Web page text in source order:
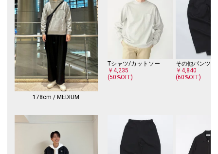
【注意事項】
※末永く愛用頂く為に、アテンションタグ・洗濯ネームを必ずご確認の
上、着用又はお取り扱いください。
※撮影環境による光の当たり具合やパソコン・スマートフォンなどの閲覧
環境によって、実際の色味と異なって見える場合があります。
商品の色味は商品単体で撮影した画像をご参照ください。
178cm / MEDIUM
Tシャツ/カットソー
￥4,235
(50%OFF)
その他パンツ
￥4,840
(60%OFF)